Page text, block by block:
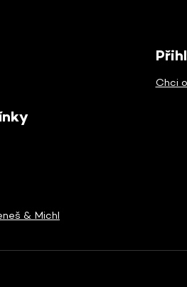
Chci
& Michl